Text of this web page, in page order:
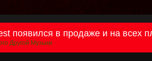
появился в продаже и на всех
Другой Музыки